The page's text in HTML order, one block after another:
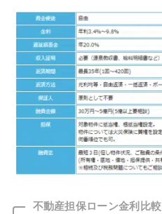
不動産担保ローン金利比較